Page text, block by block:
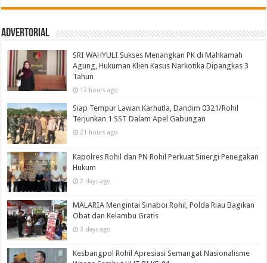
Advertorial
SRI WAHYULI Sukses Menangkan PK di Mahkamah
Agung, Hukuman Klien Kasus Narkotika Dipangkas 3
Tahun
12 hours ago
Siap Tempur Lawan Karhutla, Dandim 0321/Rohil
Terjunkan 1 SST Dalam Apel Gabungan
21 hours ago
Kapolres Rohil dan PN Rohil Perkuat Sinergi Penegakan
Hukum
2 days ago
MALARIA Mengintai Sinaboi Rohil, Polda Riau Bagikan
Obat dan Kelambu Gratis
3 days ago
Kesbangpol Rohil Apresiasi Semangat Nasionalisme